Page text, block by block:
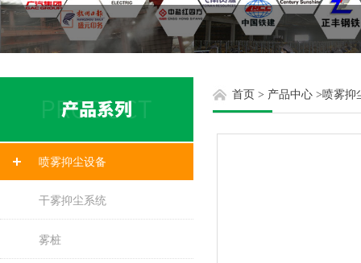
喷雾抑尘设备
干雾抑尘系统
雾桩
首页 > 产品中心 >喷雾抑